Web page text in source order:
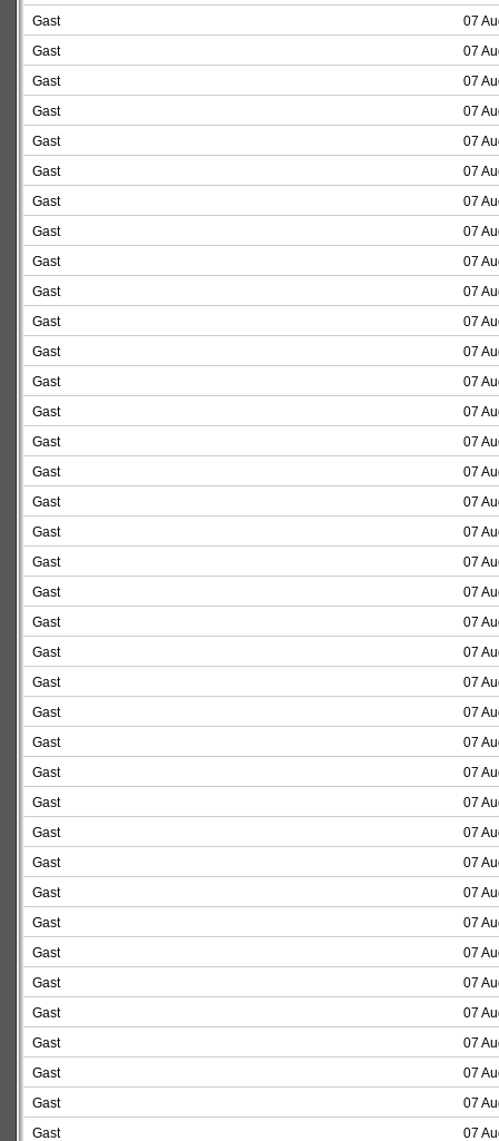
Gast
07
Gast
07
Gast
07
Gast
07
Gast
07
Gast
07
Gast
07
Gast
07
Gast
07
Gast
07
Gast
07
Gast
07
Gast
07
Gast
07
Gast
07
Gast
07
Gast
07
Gast
07
Gast
07
Gast
07
Gast
07
Gast
07
Gast
07
Gast
07
Gast
07
Gast
07
Gast
07
Gast
07
Gast
07
Gast
07
Gast
07
Gast
07
Gast
07
Gast
07
Gast
07
Gast
07
Gast
07
Gast
07